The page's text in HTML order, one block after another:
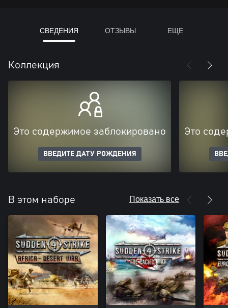
СВЕДЕНИЯ ОТЗЫВЫ ЕЩЕ
Коллекция
Это содержимое заблокировано
ВВЕДИТЕ ДАТУ РОЖДЕНИЯ
Это
В этом наборе Показать все